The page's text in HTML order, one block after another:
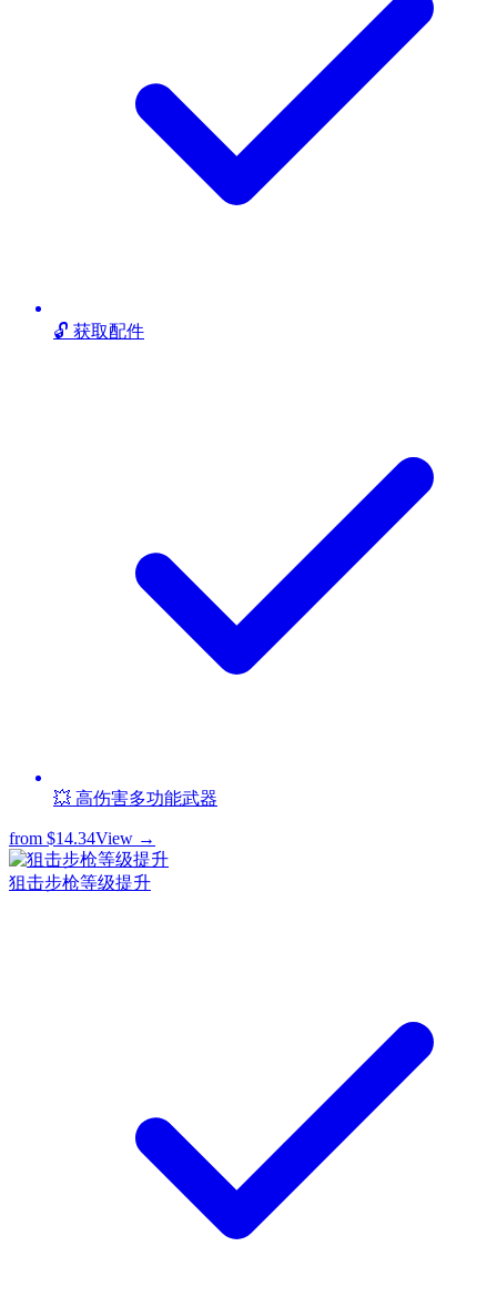
🔓 获取配件
💥 高伤害多功能武器
from $14.34View →
狙击步枪等级提升